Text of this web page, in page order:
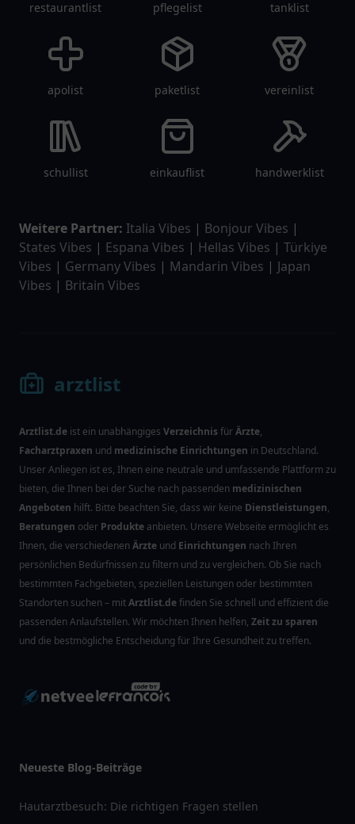
restaurantlist pflegelist tanklist
apolist paketlist vereinlist
schullist einkauflist handwerklist
Weitere Partner: Italia Vibes | Bonjour Vibes |
States Vibes | Espana Vibes | Hellas Vibes | Türkiye
Vibes | Germany Vibes | Mandarin Vibes | Japan
Vibes | Britain Vibes
arztlist
Arztlist.de ist ein unabhängiges VerzeichnisfürÄrzte,
Facharztpraxen und medizinische Einrichtungen in Deutschland.
Unser Anliegen ist es, Ihnen eine neutrale und umfassende Plattform zu
bieten, die Ihnen bei der Suche nach passenden medizinischen
Angeboten hilft. Bitte beachten Sie, dass wir keine Dienstleistungen,
Beratungen oder Produkte anbieten. Unsere Webseite ermöglicht es
Ihnen, die verschiedenenÄrzte und Einrichtungen nach Ihren
persönlichen Bedürfnissen zu filtern und zu vergleichen. Ob Sie nach
bestimmten Fachgebieten, speziellen Leistungen oder bestimmten
Standorten suchen – mitArztlist.definden Sie schnell und effizient die
passenden Anlaufstellen. Wir möchten Ihnen helfen, Zeit zu sparen
und die bestmögliche Entscheidung für Ihre Gesundheit zu treffen.
Neueste Blog-Beiträge
Hautarztbesuch: Die richtigen Fragen stellen